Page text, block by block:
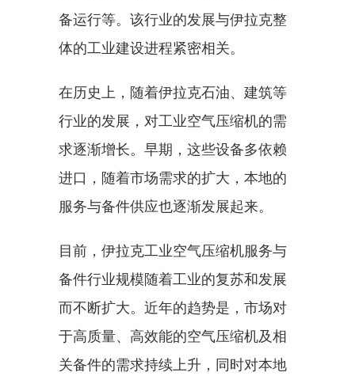
备运行等。该行业的发展与伊拉克整
体的工业建设进程紧密相关。
在历史上，随着伊拉克石油、建筑等
行业的发展，对工业空气压缩机的需
求逐渐增长。早期，这些设备多依赖
进口，随着市场需求的扩大，本地的
服务与备件供应也逐渐发展起来。
目前，伊拉克工业空气压缩机服务与
备件行业规模随着工业的复苏和发展
而不断扩大。近年的趋势是，市场对
于高质量、高效能的空气压缩机及相
关备件的需求持续上升，同时对本地